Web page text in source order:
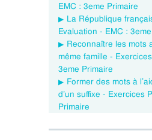
EMC : 3eme Primaire
La République
Evaluation - EMC :
Reconnaître les mots
même famille -
3eme Primaire
Former des mots à
d’un suffixe - Exercices
Primaire